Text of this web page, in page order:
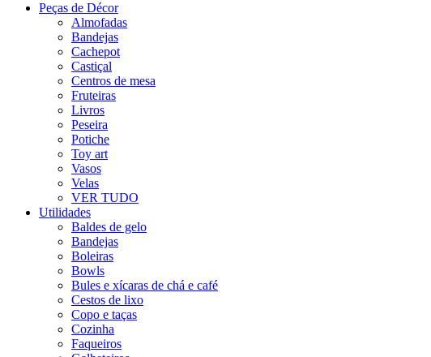
Peças de Décor
Almofadas
Bandejas
Cachepot
Castiçal
Centros de mesa
Fruteiras
Livros
Peseira
Potiche
Toy art
Vasos
Velas
VER TUDO
Utilidades
Baldes de gelo
Bandejas
Boleiras
Bowls
Bules e xícaras de chá e café
Cestos de lixo
Copo e taças
Cozinha
Faqueiros